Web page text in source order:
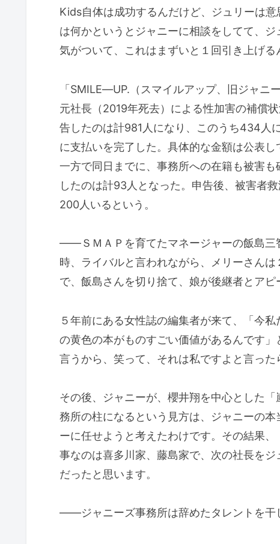
Kids自体は成功するんだけど、ジュリーは
は何かというとジャニーに相談をしてて、
気がついて、これはまずいと１回引き上げる
「SMILE―UP.（スマイルアップ、旧ジャニ
元社長（2019年死去）による性加害の補償
告したのは計981人になり、このうち434人
に支払いを完了した。具体的な金額は公表し
一方で同日までに、事務所への在籍も被害
したのは計93人となった。申告後、被害者
200人いるという。
――ＳＭＡＰを育てたマネージャーの飯島三
時、ライバルと言われながら、メリーさん
で、飯島さんを切り捨て、娘が後継者とアピ
５年前にある女性誌の編集者が来て、「今
の黄色の本がものすごい価値があるんです
言うから、笑って、それは私ですよと言った
その後、ジャニーが、櫻井翔を中心とした
務所の柱になるという見方は、ジャニーの
ーに任せようと考えたわけです。その結果
事なのは喜多川家、藤島家で、次の社長を
だったと思います。
――ジャニーズ事務所は辞めたタレントを干